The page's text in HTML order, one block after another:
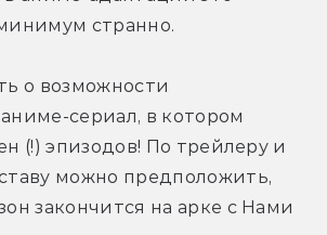
странно.
о возможности
сериал, в котором
(!) эпизодов! По трейлеру и
можно предположить,
закончится на арке с Нами